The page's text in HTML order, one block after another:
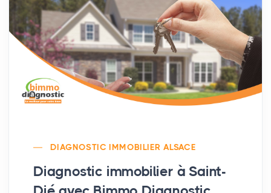
DIAGNOSTIC IMMOBILIER ALSACE
Diagnostic immobilier à Saint-